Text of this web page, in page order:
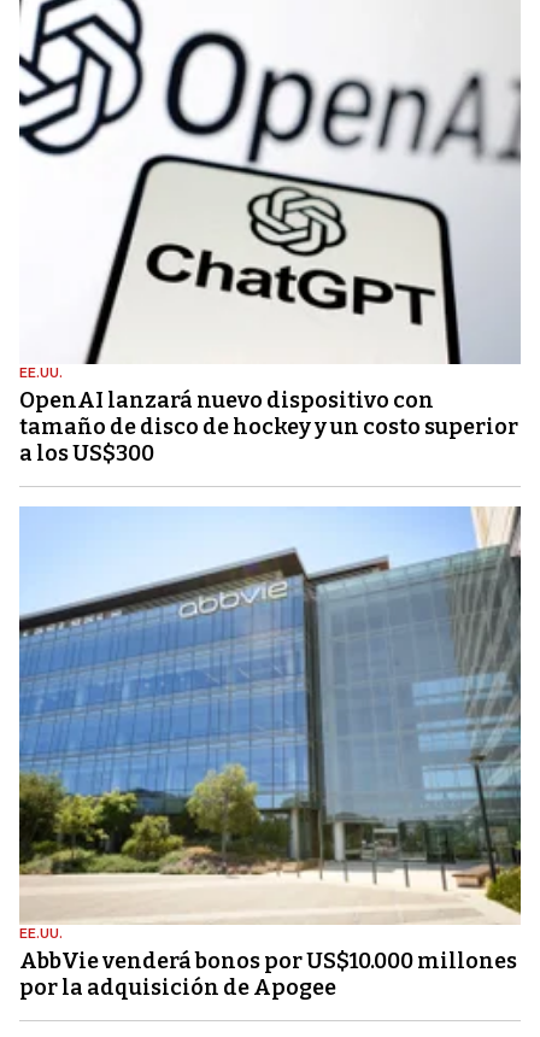
EE.UU.
OpenAI lanzará nuevo dispositivo con
tamaño de disco de hockey y un costo superior
a los US$300
EE.UU.
AbbVie venderá bonos por US$10.000 millones
por la adquisición de Apogee